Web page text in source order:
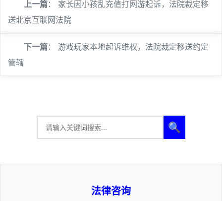
上一篇： 家长因小孩乱充值打网游起诉，法院裁定移
送北京互联网法院
下一篇： 游戏玩家本地起诉维权，法院裁定移送约定
管辖
🔍
法律咨询